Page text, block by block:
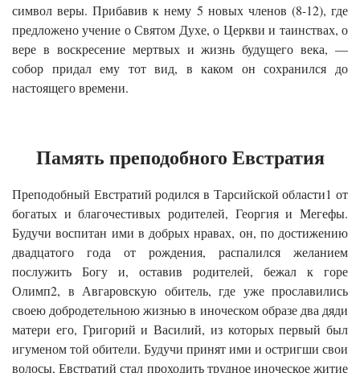
символ веры. Прибавив к нему 5 новых членов (8-12), где
предложено учение о Святом Духе, о Церкви и таинствах, о
вере в воскресение мертвых и жизнь будущего века, —
собор придал ему тот вид, в каком он сохранился до
настоящего времени.
Память преподобного Евстратия
Преподобный Евстратий родился в Тарсийской области1 от
богатых и благочестивых родителей, Георгия и Мегефы.
Будучи воспитан ими в добрых нравах, он, по достижению
двадцатого года от рождения, распалился желанием
послужить Богу и, оставив родителей, бежал к горе
Олимп2, в Авгаровскую обитель, где уже прославились
своею добродетельною жизнью в иноческом образе два дяди
матери его, Григорий и Василий, из которых первый был
игуменом той обители. Будучи принят ими и остригши свои
волосы, Евстратий стал проходить трудное иноческое житие